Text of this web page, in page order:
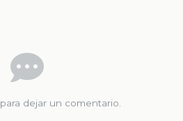
para dejar un comentario.